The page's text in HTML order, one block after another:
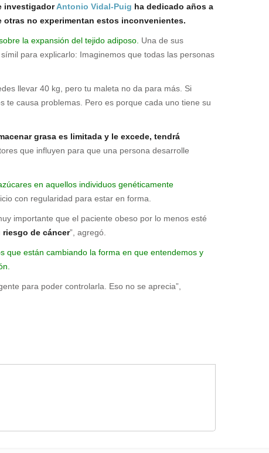
investigadorAntonio Vidal-Puig ha dedicado años a
no experimentan estos inconvenientes.
la expansión del tejido adiposo. Una de sus
símil para explicarlo: Imaginemos que todas las personas
llevar 40 kg, pero tu maleta no da para más. Si
te causa problemas. Pero es porque cada uno tiene su
grasa es limitada y le excede, tendrá
que influyen para que una persona desarrolle
en aquellos individuos genéticamente
con regularidad para estar en forma.
importante que el paciente obeso por lo menos esté
riesgo de cáncer”, agregó.
que están cambiando la forma en que entendemos y
para poder controlarla. Eso no se aprecia”,